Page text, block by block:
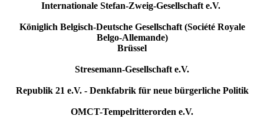
Internationale Stefan-Zweig-Gesellschaft e.V.
Königlich Belgisch-Deutsche Gesellschaft (Société Royale
Belgo-Allemande)
Brüssel
Stresemann-Gesellschaft e.V.
Republik 21 e.V. - Denkfabrik für neue bürgerliche Politik
OMCT-Tempelritterorden e.V.